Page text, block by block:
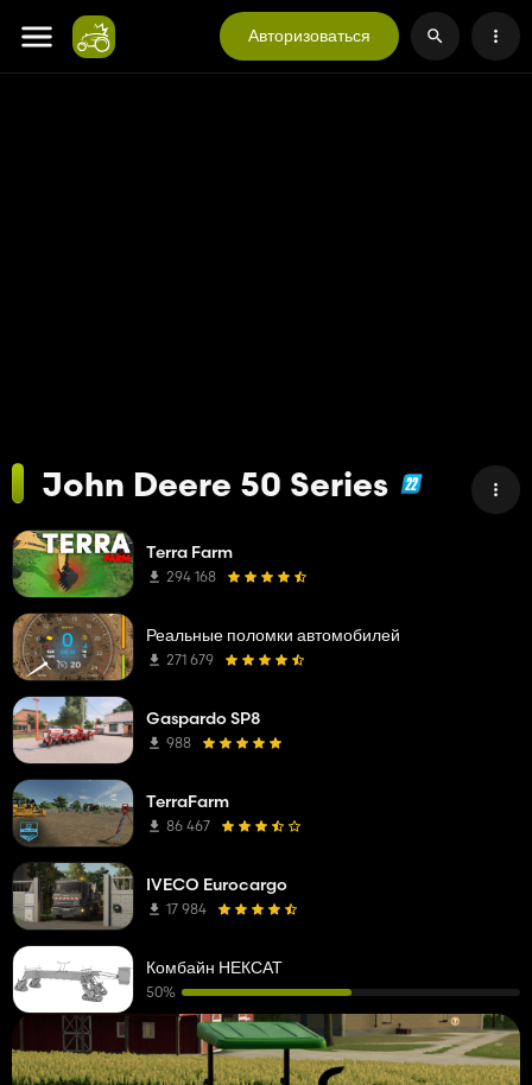
Авторизоваться
John Deere 50 Series
Terra Farm
294 168
Реальные поломки автомобилей
271 679
Gaspardo SP8
988
TerraFarm
86 467
IVECO Eurocargo
17 984
Комбайн НЕКСАТ
50%